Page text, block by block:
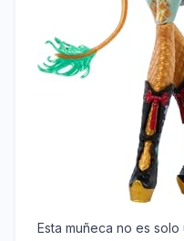
Esta muñeca no es